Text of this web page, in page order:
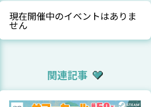
現在開催中のイベントはありま
せん
関連記事